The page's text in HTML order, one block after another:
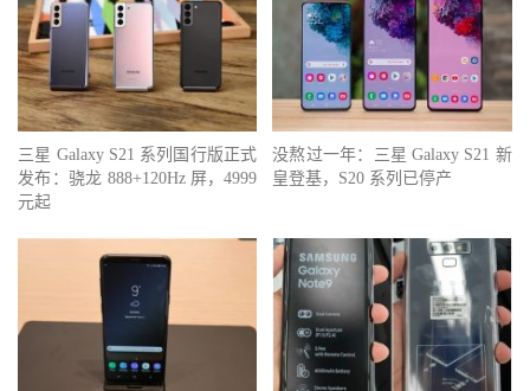
三星 Galaxy S21 系列国行版正式
发布：骁龙 888+120Hz 屏，4999
元起
没熬过一年：三星 Galaxy S21 新
皇登基，S20 系列已停产